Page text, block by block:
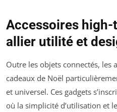
Accessoires
allier utilité et
Outre les objets connectés, les
cadeaux de Noël
et universel. Ces gadgets
où la simplicité d’utilisation et